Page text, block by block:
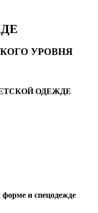
УРОВНЯ
ОДЕЖДЕ
и спецодежде